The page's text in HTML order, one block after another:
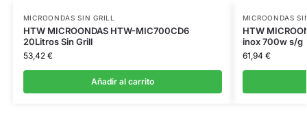
MICROONDAS SIN GRILL
HTW MICROONDAS HTW-MIC700CD6
20Litros Sin Grill
53,42 €
Añadir al carrito
MICROONDAS
HTW
inox 700w s/g
61,94 €